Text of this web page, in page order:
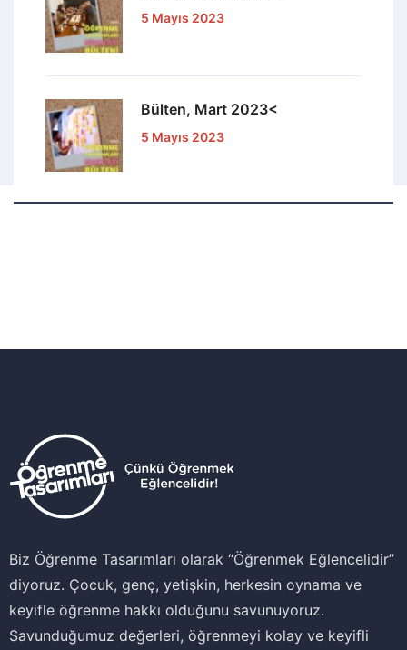
5 Mayıs 2023
Bülten, Mart 2023<
5 Mayıs 2023
Biz Öğrenme Tasarımları olarak ‘‘Öğrenmek Eğlencelidir’’
diyoruz. Çocuk, genç, yetişkin, herkesin oynama ve
keyifle öğrenme hakkı olduğunu savunuyoruz.
Savunduğumuz değerleri, öğrenmeyi kolay ve keyifli